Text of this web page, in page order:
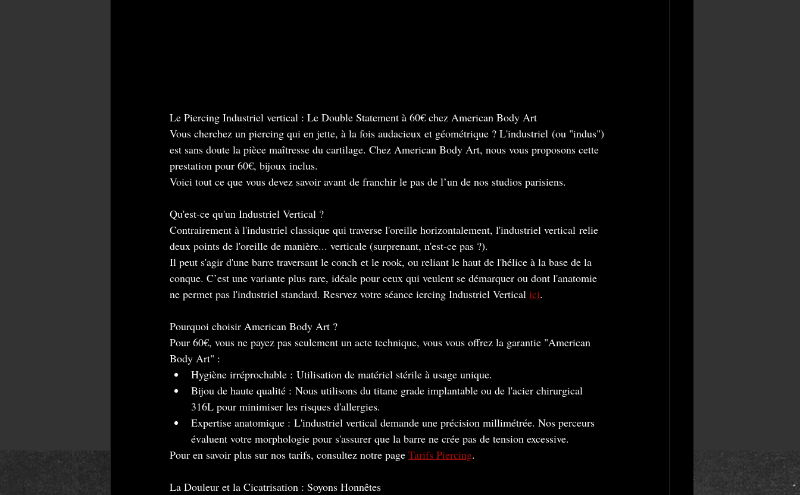
Le Piercing Industriel vertical : Le Double Statement à 60€ chez American Body Art
Vous cherchez un piercing qui en jette, à la fois audacieux et géométrique ? L'industriel (ou "indus")
est sans doute la pièce maîtresse du cartilage. Chez American Body Art, nous vous proposons cette
prestation pour 60€, bijoux inclus.
Voici tout ce que vous devez savoir avant de franchir le pas de l’un de nos studios parisiens.
Qu'est-ce qu'un Industriel Vertical ?
Contrairement à l'industriel classique qui traverse l'oreille horizontalement, l'industriel vertical relie
deux points de l'oreille de manière... verticale (surprenant, n'est-ce pas ?).
Il peut s'agir d'une barre traversant le conch et le rook, ou reliant le haut de l'hélice à la base de la
conque. C’est une variante plus rare, idéale pour ceux qui veulent se démarquer ou dont l'anatomie
ne permet pas l'industriel standard. Resrvez votre séance iercing Industriel Vertical ici.
Pourquoi choisir American Body Art ?
Pour 60€, vous ne payez pas seulement un acte technique, vous vous offrez la garantie "American
Body Art" :
Hygiène irréprochable : Utilisation de matériel stérile à usage unique.
Bijou de haute qualité : Nous utilisons du titane grade implantable ou de l'acier chirurgical
316L pour minimiser les risques d'allergies.
Expertise anatomique : L'industriel vertical demande une précision millimétrée. Nos perceurs
évaluent votre morphologie pour s'assurer que la barre ne crée pas de tension excessive.
Pour en savoir plus sur nos tarifs, consultez notre page Tarifs Piercing.
La Douleur et la Cicatrisation : Soyons Honnêtes